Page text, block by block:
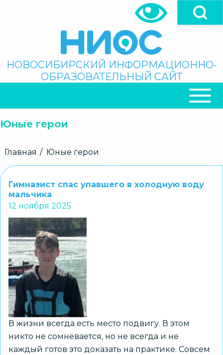
Поиск
НОВОСИБИРСКИЙ ИНФОРМАЦИОННО-
ОБРАЗОВАТЕЛЬНЫЙ САЙТ
НАВИГАЦИЯ
Юные герои
Строка
Главная Юные герои
Гимназист спас упавшего в холодную воду
мальчика
12 ноября 2025
В жизни всегда есть место подвигу. В этом
никто не сомневается, но не всегда и не
каждый готов это доказать на практике. Совсем